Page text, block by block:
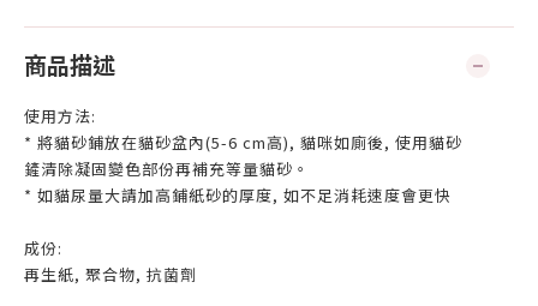
商品描述
使用方法:
* 將貓砂鋪放在貓砂盆內(5-6 cm高), 貓咪如廁後, 使用貓砂
鏟清除凝固變色部份再補充等量貓砂。
* 如貓尿量大請加高鋪紙砂的厚度, 如不足消耗速度會更快
成份:
再生紙, 聚合物, 抗菌劑